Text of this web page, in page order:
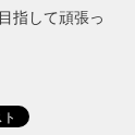
指して頑張っ